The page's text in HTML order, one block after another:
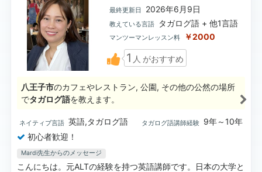
最終更新日 2026年6月9日
教えている言語 タガログ語 + 他1言語
マンツーマンレッスン料 ￥2000
1 人 がおすすめ
八王子市のカフェやレストラン, 公園, その他の公然の場所
でタガログ語を教えます。
ネイティブ言語 英語,タガログ語 タガログ語講師経験
9年～10年
初心者歓迎！
Mardi先生からのメッセージ
こんにちは。元ALTの経験を持つ英語講師です。日本の大学と